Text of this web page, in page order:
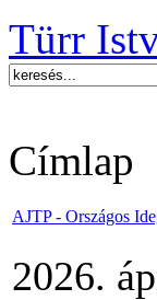
Türr
Címlap
AJTP - Országos
2026.